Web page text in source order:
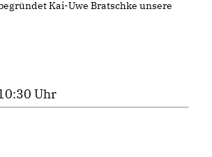
Kai-Uwe Bratschke unsere
Uhr